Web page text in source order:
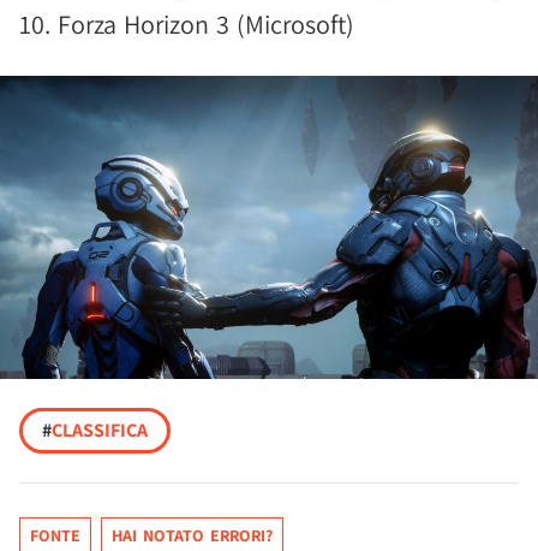
10. Forza Horizon 3 (Microsoft)
#CLASSIFICA
FONTE HAI NOTATO ERRORI?